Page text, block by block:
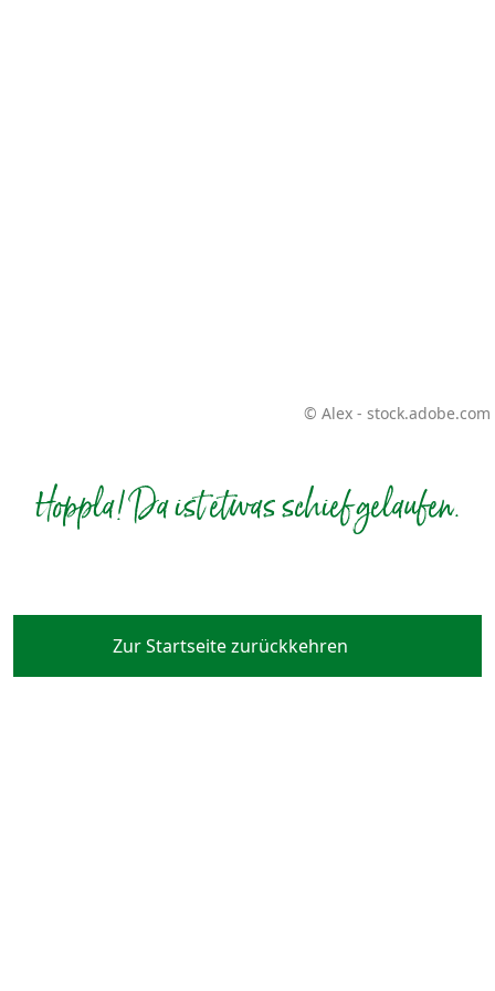
© Alex - stock.adobe.com
Hoppla! Da ist etwas schief gelaufen.
Zur Startseite zurückkehren